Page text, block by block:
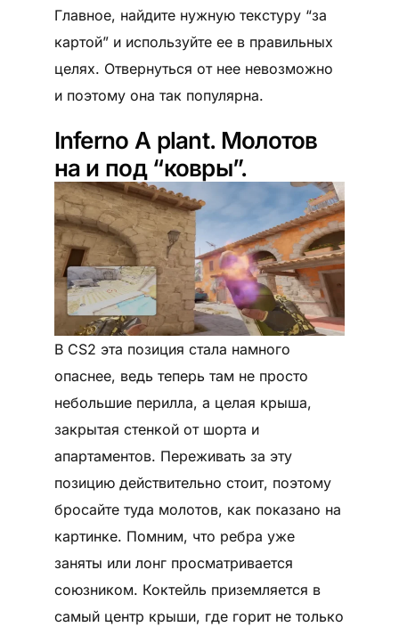
Главное, найдите нужную текстуру “за
картой” и используйте ее в правильных
целях. Отвернуться от нее невозможно
и поэтому она так популярна.
Inferno А plant. Молотов
на и под “ковры”.
В CS2 эта позиция стала намного
опаснее, ведь теперь там не просто
небольшие перилла, а целая крыша,
закрытая стенкой от шорта и
апартаментов. Переживать за эту
позицию действительно стоит, поэтому
бросайте туда молотов, как показано на
картинке. Помним, что ребра уже
заняты или лонг просматривается
союзником. Коктейль приземляется в
самый центр крыши, где горит не только